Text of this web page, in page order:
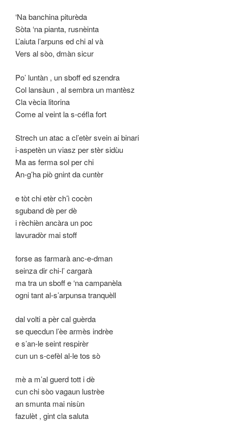
‘Na banchina piturèda
Sòta ‘na pianta, rusnèinta
L’aiuta l’arpuns ed chi al và
Vers al sòo, dmàn sicur
Po’ luntàn , un sboff ed szendra
Col lansàun , al sembra un mantèsz
Cla vècia litorina
Come al veint la s-céfla fort
Strech un atac a cl’etèr svein ai binari
i-aspetèn un viasz per stèr sidùu
Ma as ferma sol per chi
An-g’ha piò gnint da cuntèr
e tòt chi etèr ch’ì cocèn
sguband dè per dè
i rèchièn ancàra un poc
lavuradòr mai stoff
forse as farmarà anc-e-dman
seinza dir chi-l’ cargarà
ma tra un sboff e ‘na campanèla
ogni tant al-s’arpunsa tranquèll
dal volti a pèr cal guèrda
se quecdun l’èe armès indrèe
e s’an-le seint respirèr
cun un s-cefèl al-le tos sò
mè a m’al guerd tott i dè
cun chi sòo vagaun lustrèe
an smunta mai nisùn
fazulèt , gint cla saluta